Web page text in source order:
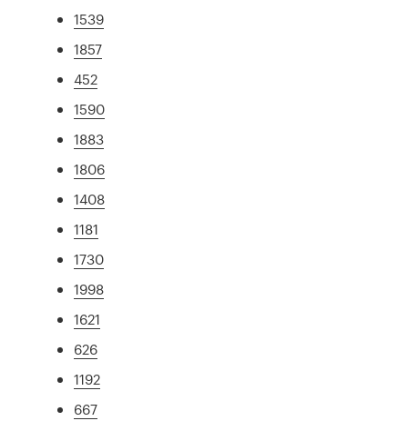
1539
1857
452
1590
1883
1806
1408
1181
1730
1998
1621
626
1192
667